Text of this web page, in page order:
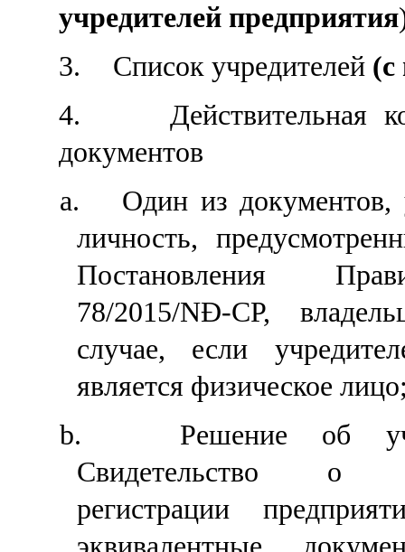
учредителей предприятия
3.
Список учредителей (с
4.
Действительная
документов
a.
Одиниз документов,
личность,
Постановления
78/2015/NĐ-CP,
случае, если
является физическое лицо
b.
Решение об
Свидетельство о
регистрации